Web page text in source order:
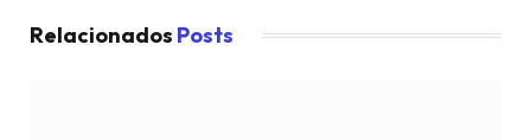
Relacionados Posts